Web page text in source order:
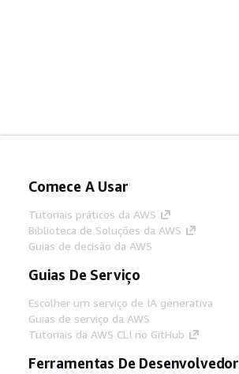
Comece A Usar
Tutoriais práticos da AWS
Biblioteca de Soluções da AWS
Guias de decisão da AWS
Guias De Serviço
Escolher um serviço de IA generativa
Guias de serviço da AWS
Tutoriais da AWS CLI no GitHub
Ferramentas De Desenvolvedor